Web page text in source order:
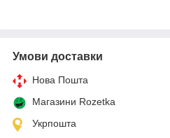
Умови доставки
Нова Пошта
Магазини Rozetka
Укрпошта